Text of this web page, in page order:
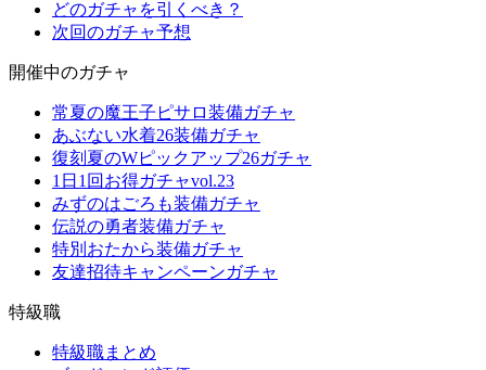
どのガチャを引くべき？
次回のガチャ予想
開催中のガチャ
常夏の魔王子ピサロ装備ガチャ
あぶない水着26装備ガチャ
復刻夏のWピックアップ26ガチャ
1日1回お得ガチャvol.23
みずのはごろも装備ガチャ
伝説の勇者装備ガチャ
特別おたから装備ガチャ
友達招待キャンペーンガチャ
特級職
特級職まとめ